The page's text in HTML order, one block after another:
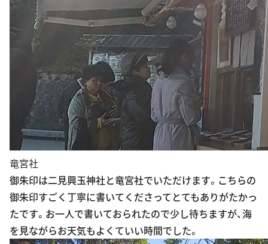
竜宮社
御朱印は二見興玉神社と竜宮社でいただけます。こちらの
御朱印すごく丁寧に書いてくださってとてもありがたかっ
たです。お一人で書いておられたので少し待ちますが、海
を見ながらお天気もよくていい時間でした。